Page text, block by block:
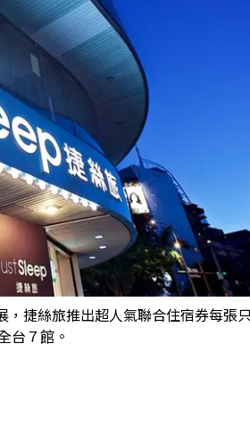
捷絲旅推出超人氣聯合住宿券每張
台７館。